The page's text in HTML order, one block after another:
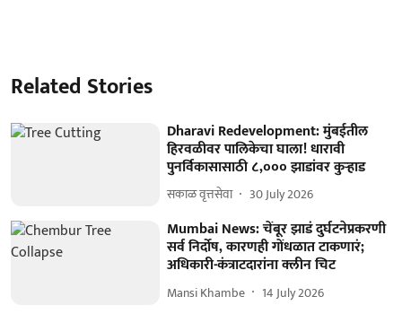
Related Stories
Dharavi Redevelopment: मुंबईतील
हिरवळीवर पालिकेचा घाला! धारावी
पुनर्विकासासाठी ८,००० झाडांवर कुऱ्हाड
सकाळ वृत्तसेवा 30 July 2026
Mumbai News: चेंबूर झाडं दुर्घटनेप्रकरणी
सर्व निर्दोष, कारणही गोंधळात टाकणारं;
अधिकारी-कंत्राटदारांना क्लीन चिट
Mansi Khambe 14 July 2026